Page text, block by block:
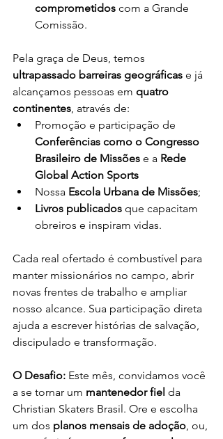
comprometidos com a Grande
Comissão.
Pela graça de Deus, temos
ultrapassado barreiras geográficas e já
alcançamos pessoas em quatro
continentes , através de:
Promoção e participação de
Conferências como o Congresso
Brasileiro de Missões e a Rede
Global Action Sports
Nossa Escola Urbana de Missões;
Livros publicados que capacitam
obreiros e inspiram vidas.
Cada real ofertado é combustível para
manter missionários no campo, abrir
novas frentes de trabalho e ampliar
nosso alcance. Sua participação direta
ajuda a escrever histórias de salvação,
discipulado e transformação.
O Desafio: Este mês, convidamos você
a se tornar um mantenedor fiel da
Christian Skaters Brasil. Ore e escolha
um dos planos mensais de adoção , ou,